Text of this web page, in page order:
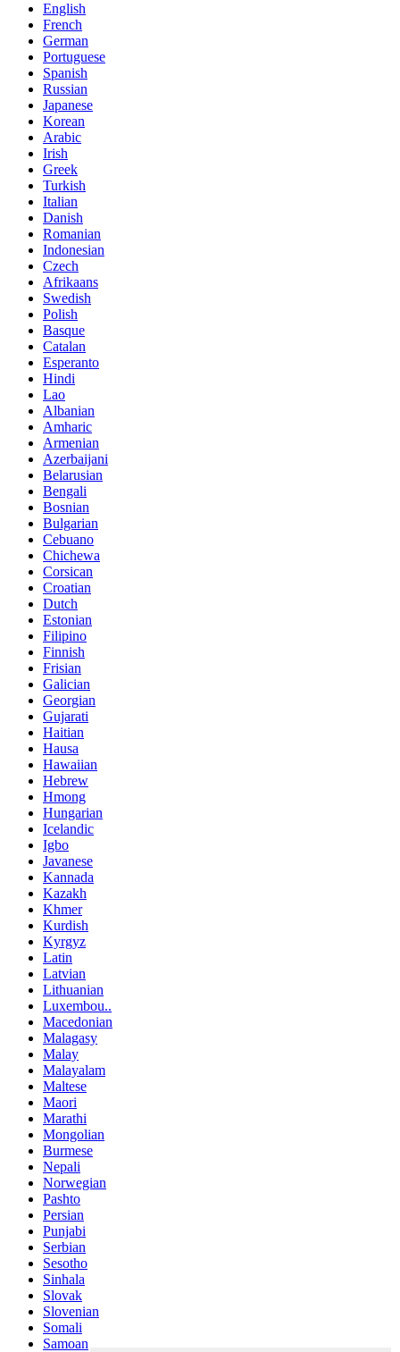
English
French
German
Portuguese
Spanish
Russian
Japanese
Korean
Arabic
Irish
Greek
Turkish
Italian
Danish
Romanian
Indonesian
Czech
Afrikaans
Swedish
Polish
Basque
Catalan
Esperanto
Hindi
Lao
Albanian
Amharic
Armenian
Azerbaijani
Belarusian
Bengali
Bosnian
Bulgarian
Cebuano
Chichewa
Corsican
Croatian
Dutch
Estonian
Filipino
Finnish
Frisian
Galician
Georgian
Gujarati
Haitian
Hausa
Hawaiian
Hebrew
Hmong
Hungarian
Icelandic
Igbo
Javanese
Kannada
Kazakh
Khmer
Kurdish
Kyrgyz
Latin
Latvian
Lithuanian
Luxembou..
Macedonian
Malagasy
Malay
Malayalam
Maltese
Maori
Marathi
Mongolian
Burmese
Nepali
Norwegian
Pashto
Persian
Punjabi
Serbian
Sesotho
Sinhala
Slovak
Slovenian
Somali
Samoan